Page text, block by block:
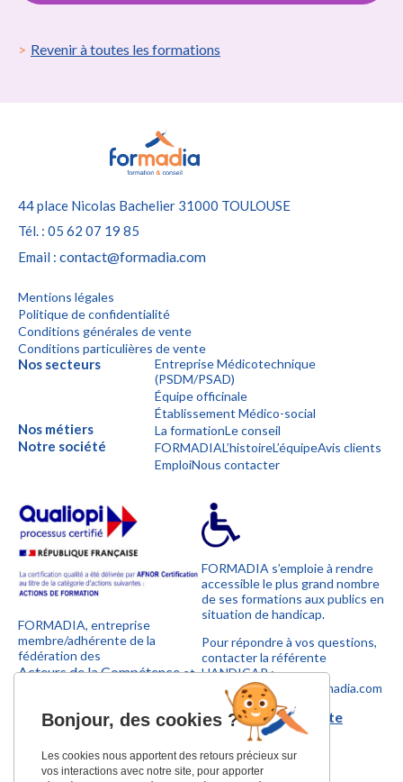
Revenir à toutes les formations
44 place Nicolas Bachelier 31000 TOULOUSE
Tél. : 05 62 07 19 85
Email : contact@formadia.com
Mentions légales
Politique de confidentialité
Conditions générales de vente
Conditions particulières de vente
Nos secteurs
Entreprise Médicotechnique
(PSDM/PSAD)
Équipe officinale
Établissement Médico-social
Nos métiers La formationLe conseil
Notre société FORMADIAL’histoireL’équipeAvis clients
EmploiNous contacter
FORMADIA, entreprise
membre/adhérente de la
fédération des
Acteurs de la Compétenceet
FORMADIA s’emploie à rendre
accessible le plus grand nombre
de ses formations aux publics en
situation de handicap.
Pour répondre à vos questions,
contacter la référente
HANDICAP :
sylvie.marconnet@formadia.com
Télécharger la charte
handicap
Bonjour, des cookies ?
Les cookies nous apportent des retours précieux sur
vos interactions avec notre site, pour apporter